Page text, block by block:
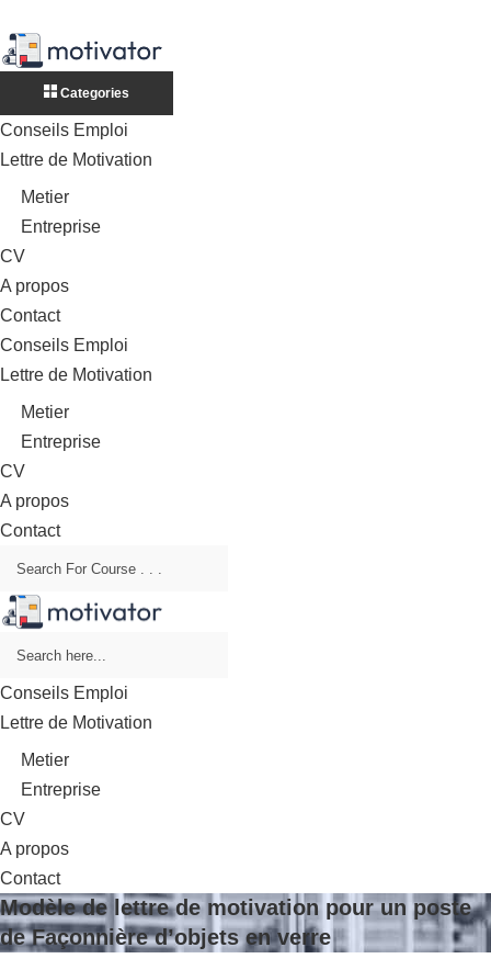
Categories
Conseils Emploi
Lettre de Motivation
Metier
Entreprise
CV
A propos
Contact
Conseils Emploi
Lettre de Motivation
Metier
Entreprise
CV
A propos
Contact
Conseils Emploi
Lettre de Motivation
Metier
Entreprise
CV
A propos
Contact
Modèle de lettre de motivation pour un poste
de Façonnière d’objets en verre